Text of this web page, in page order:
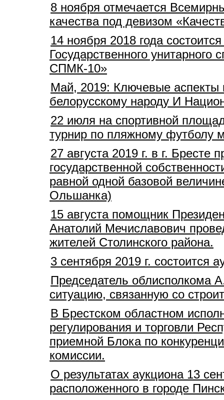
8 ноября отмечается
качества под девизом
14 ноября 2018 года
Государственного унитарного
СПМК-10»
Май, 2019: Ключевые аспекты
белорусскому народу И
22 июля на спортивной
турнир по пляжному футболу
27 августа 2019 г. в г. Бресте
государственной
равной одной базовой
Ольшанка)
15 августа помощник
Анатолий Мечиславович
жителей Столинского района.
3 сентября 2019 г. состоится
Председатель облисполкома
ситуацию, связанную со
В Брестском областном
регулирования и торговли
приемной Блока по
комиссии.
О результатах аукциона 13
расположенного в городе